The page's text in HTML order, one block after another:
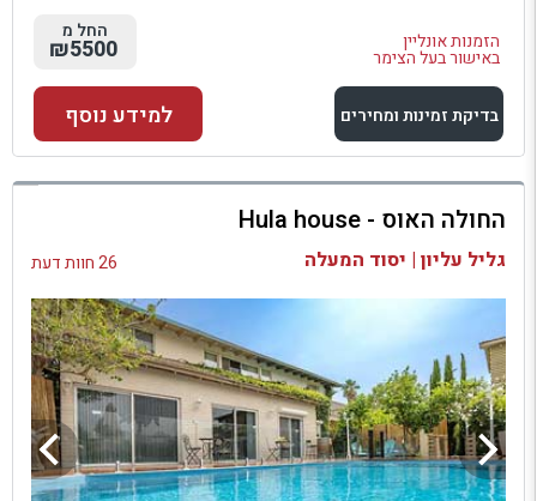
הזמנות אונליין
באישור בעל הצימר
החל מ
₪5500
בדיקת זמינות ומחירים
למתחם זה
בדיקת זמינות ומחירים
למידע נוסף
החולה האוס - Hula house
גליל עליון | יסוד המעלה 26 חוות דעת